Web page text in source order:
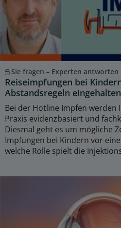
Sie fragen – Experten antworten
Reiseimpfungen bei
Abstandsregeln
Bei der Hotline Impfen werden
Praxis evidenzbasiert und
Diesmal geht es um mögliche
Impfungen bei Kindern vor
welche Rolle spielt die